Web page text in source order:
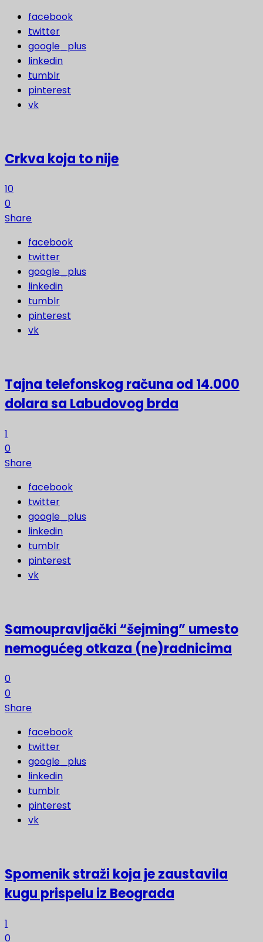
facebook
twitter
google_plus
linkedin
tumblr
pinterest
vk
Crkva koja to nije
10
0
Share
facebook
twitter
google_plus
linkedin
tumblr
pinterest
vk
Tajna telefonskog računa od 14.000
dolara sa Labudovog brda
1
0
Share
facebook
twitter
google_plus
linkedin
tumblr
pinterest
vk
Samoupravljački “šejming” umesto
nemogućeg otkaza (ne)radnicima
0
0
Share
facebook
twitter
google_plus
linkedin
tumblr
pinterest
vk
Spomenik straži koja je zaustavila
kugu prispelu iz Beograda
1
0